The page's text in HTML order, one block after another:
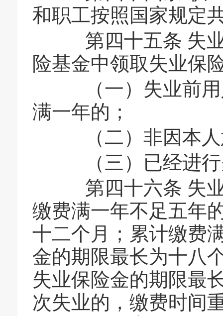
和职工按照国家规定
第四十五条 失业
险基金中领取失业保
（一）失业前用
满一年的；
（二）非因本人
（三）已经进行
第四十六条 失业
缴费满一年不足五年
十二个月；累计缴费
金的期限最长为十八
失业保险金的期限最
次失业的，缴费时间